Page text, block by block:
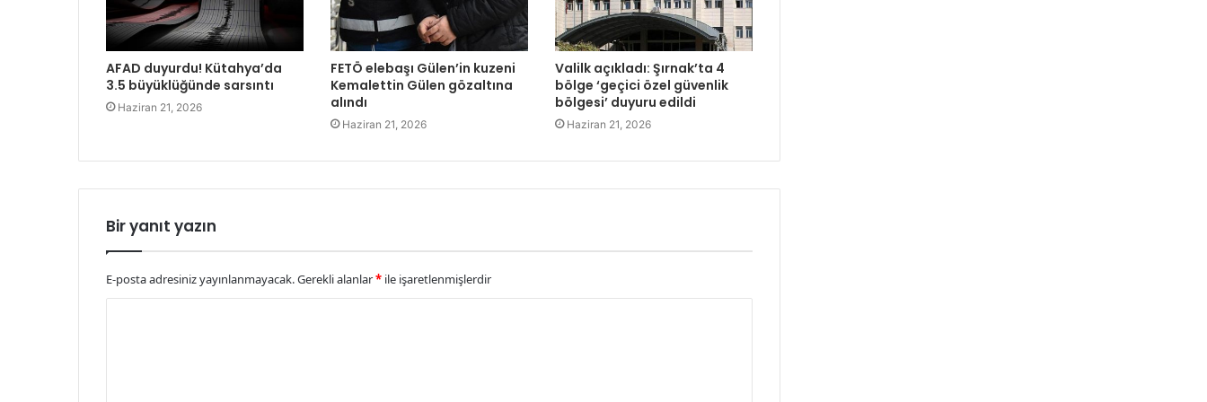
AFAD duyurdu! Kütahya’da
3.5 büyüklüğünde sarsıntı
Haziran 21, 2026
FETÖ elebaşı Gülen’in kuzeni
Kemalettin Gülen gözaltına
alındı
Haziran 21, 2026
Valilk açıkladı: Şırnak’ta 4
bölge ‘geçici özel güvenlik
bölgesi’ duyuru edildi
Haziran 21, 2026
Bir yanıt yazın
E-posta adresiniz yayınlanmayacak.Gerekli alanlar* ile işaretlenmişlerdir